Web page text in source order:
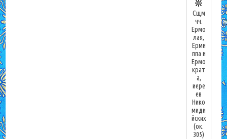
Сщм
чч.
Ермо
лая,
Ерми
ппа и
Ермо
крат
а,
иере
ев
Нико
миди
йских
(ок.
305)